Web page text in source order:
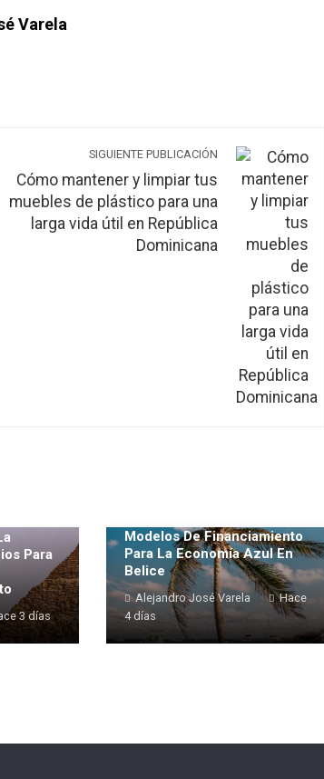
Varela
SIGUIENTE PUBLICACIÓN
Cómo mantener y limpiar tus
muebles de plástico para una
larga vida útil en República
Dominicana
Para
3 días
Modelos De Financiamiento
Para La Economía Azul En
Belice
Alejandro José Varela
Hace
4 días